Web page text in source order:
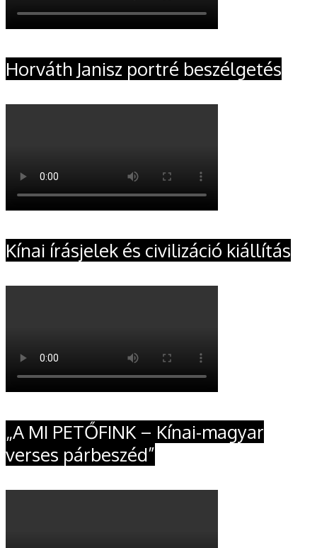
Horváth Janisz portré beszélgetés
Kínai írásjelek és civilizáció kiállítás
„A MI PETŐFINK – Kínai-magyar
verses párbeszéd”